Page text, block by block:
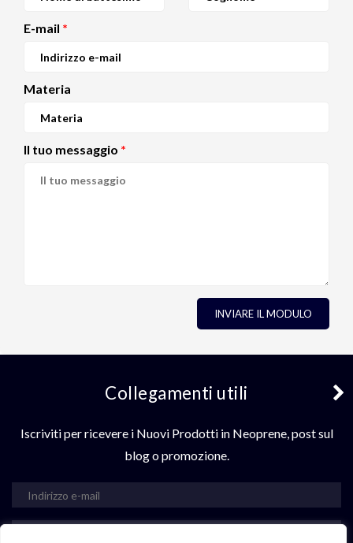
E-mail *
Materia
Il tuo messaggio *
Collegamenti utili
Iscriviti per ricevere i Nuovi Prodotti in Neoprene, post sul
blog o promozione.